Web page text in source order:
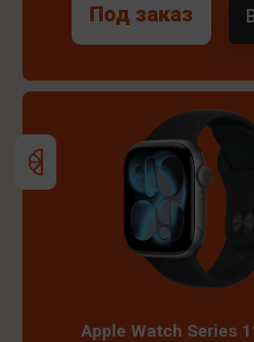
Под заказ
Apple Watch Series